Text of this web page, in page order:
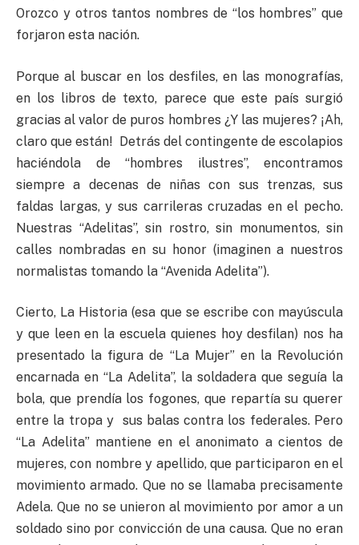
Orozco y otros tantos nombres de “los hombres” que
forjaron esta nación.
Porque al buscar en los desfiles, en las monografías,
en los libros de texto, parece que este país surgió
gracias al valor de puros hombres ¿Y las mujeres? ¡Ah,
claro que están! Detrás del contingente de escolapios
haciéndola de “hombres ilustres”, encontramos
siempre a decenas de niñas con sus trenzas, sus
faldas largas, y sus carrileras cruzadas en el pecho.
Nuestras “Adelitas”, sin rostro, sin monumentos, sin
calles nombradas en su honor (imaginen a nuestros
normalistas tomando la “Avenida Adelita”).
Cierto, La Historia (esa que se escribe con mayúscula
y que leen en la escuela quienes hoy desfilan) nos ha
presentado la figura de “La Mujer” en la Revolución
encarnada en “La Adelita”, la soldadera que seguía la
bola, que prendía los fogones, que repartía su querer
entre la tropa y sus balas contra los federales. Pero
“La Adelita” mantiene en el anonimato a cientos de
mujeres, con nombre y apellido, que participaron en el
movimiento armado. Que no se llamaba precisamente
Adela. Que no se unieron al movimiento por amor a un
soldado sino por convicción de una causa. Que no eran